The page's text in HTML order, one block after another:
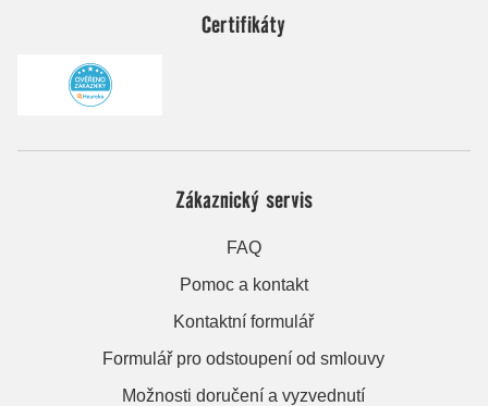
Certifikáty
Zákaznický servis
FAQ
Pomoc a kontakt
Kontaktní formulář
Formulář pro odstoupení od smlouvy
Možnosti doručení a vyzvednutí